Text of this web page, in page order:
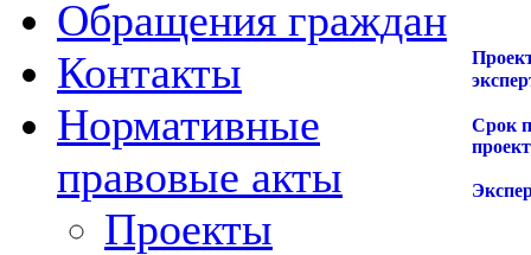
Обращения граждан
Контакты
Нормативные
правовые акты
Проекты
Срок